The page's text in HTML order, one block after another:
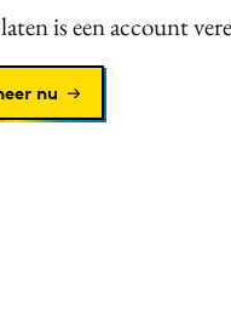
is een account
nu